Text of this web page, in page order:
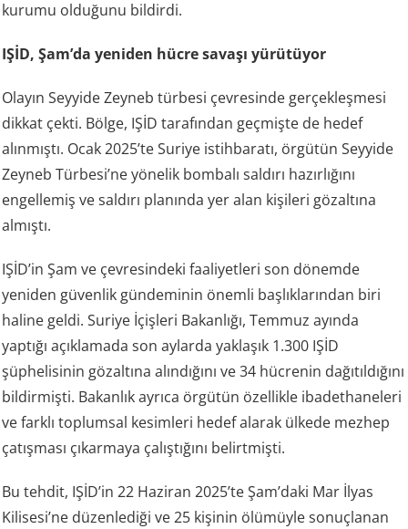
kurumu olduğunu bildirdi.
IŞİD, Şam’da yeniden hücre savaşı yürütüyor
Olayın Seyyide Zeyneb türbesi çevresinde gerçekleşmesi
dikkat çekti. Bölge, IŞİD tarafından geçmişte de hedef
alınmıştı. Ocak 2025’te Suriye istihbaratı, örgütün Seyyide
Zeyneb Türbesi’ne yönelik bombalı saldırı hazırlığını
engellemiş ve saldırı planında yer alan kişileri gözaltına
almıştı.
IŞİD’in Şam ve çevresindeki faaliyetleri son dönemde
yeniden güvenlik gündeminin önemli başlıklarından biri
haline geldi. Suriye İçişleri Bakanlığı, Temmuz ayında
yaptığı açıklamada son aylarda yaklaşık 1.300 IŞİD
şüphelisinin gözaltına alındığını ve 34 hücrenin dağıtıldığını
bildirmişti. Bakanlık ayrıca örgütün özellikle ibadethaneleri
ve farklı toplumsal kesimleri hedef alarak ülkede mezhep
çatışması çıkarmaya çalıştığını belirtmişti.
Bu tehdit, IŞİD’in 22 Haziran 2025’te Şam’daki Mar İlyas
Kilisesi’ne düzenlediği ve 25 kişinin ölümüyle sonuçlanan